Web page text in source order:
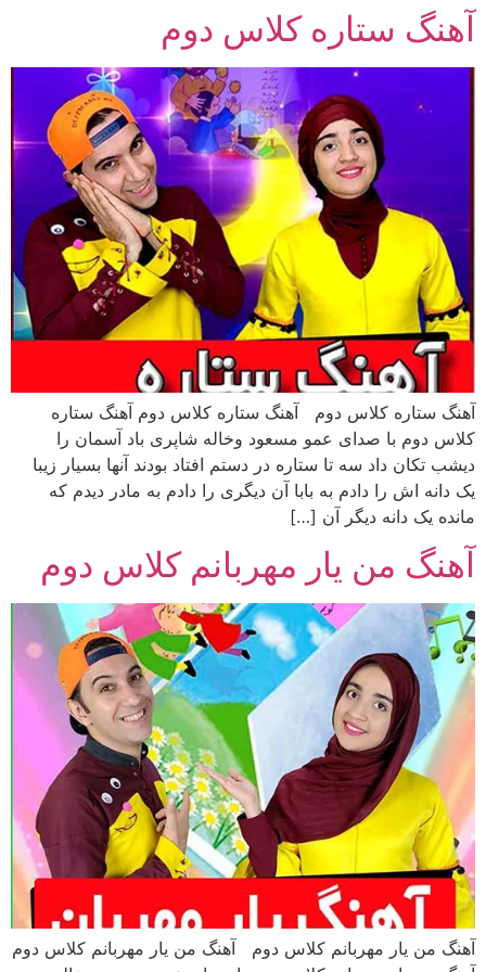
پرش
محتوا
آهنگ ستاره کلاس دوم
آهنگ ستاره کلاس دوم آهنگ ستاره کلاس دوم آهنگ ستاره
کلاس دوم با صدای عمو مسعود وخاله شاپری باد آسمان را
دیشب تکان داد سه تا ستاره در دستم افتاد بودند آنها بسیار زیبا
یک دانه اش را دادم به بابا آن دیگری را دادم به مادر دیدم که
مانده یک دانه دیگر آن […]
آهنگ من یار مهربانم کلاس دوم
آهنگ من یار مهربانم کلاس دوم آهنگ من یار مهربانم کلاس دوم